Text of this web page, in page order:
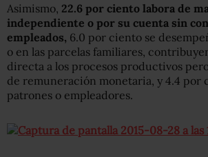
Asimismo, 22.6 por ciento labora de
independiente o por su cuenta sin
empleados, 6.0 por ciento se
o en las parcelas familiares,
directa a los procesos productivos
de remuneración monetaria, y 4.4 por
patrones o empleadores.